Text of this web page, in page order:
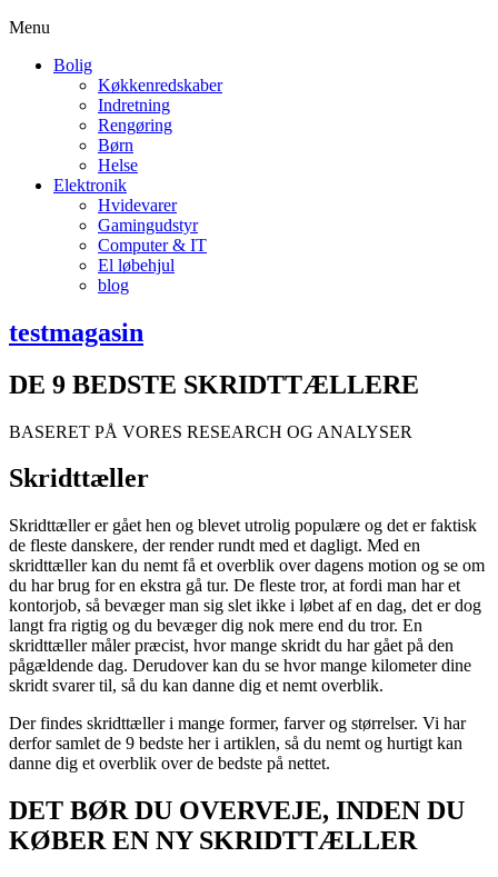
Menu
Bolig
Køkkenredskaber
Indretning
Rengøring
Børn
Helse
Elektronik
Hvidevarer
Gamingudstyr
Computer & IT
El løbehjul
blog
testmagasin
DE 9 BEDSTE SKRIDTTÆLLERE
BASERET PÅ VORES RESEARCH OG ANALYSER
Skridttæller
Skridttæller er gået hen og blevet utrolig populære og det er faktisk
de fleste danskere, der render rundt med et dagligt. Med en
skridttæller kan du nemt få et overblik over dagens motion og se om
du har brug for en ekstra gå tur. De fleste tror, at fordi man har et
kontorjob, så bevæger man sig slet ikke i løbet af en dag, det er dog
langt fra rigtig og du bevæger dig nok mere end du tror. En
skridttæller måler præcist, hvor mange skridt du har gået på den
pågældende dag. Derudover kan du se hvor mange kilometer dine
skridt svarer til, så du kan danne dig et nemt overblik.
Der findes skridttæller i mange former, farver og størrelser. Vi har
derfor samlet de 9 bedste her i artiklen, så du nemt og hurtigt kan
danne dig et overblik over de bedste på nettet.
DET BØR DU OVERVEJE, INDEN DU
KØBER EN NY SKRIDTTÆLLER